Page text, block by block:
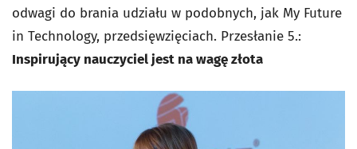
odwagi do brania udziału w podobnych, jak My Future
in Technology, przedsięwzięciach. Przesłanie 5.:
Inspirujący nauczyciel jest na wagę złota